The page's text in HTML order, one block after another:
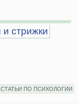
и стрижки
СТАТЬИ ПО ПСИХОЛОГИИ